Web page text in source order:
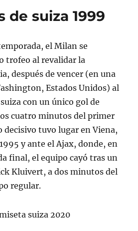
de suiza 1999
el Milan se
trofeo al revalidar la
después de vencer (en una
Estados Unidos) al
con un único gol de
cuatro minutos del primer
decisivo tuvo lugar en Viena,
y ante el Ajax, donde, en
final, el equipo cayó tras un
Kluivert, a dos minutos del
regular.